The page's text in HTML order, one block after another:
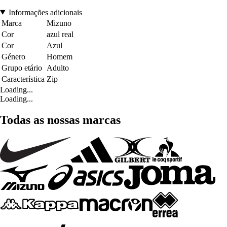
Informações adicionais
Marca
Mizuno
Cor
azul real
Cor
Azul
Género
Homem
Grupo etário Adulto
Característica Zip
Loading...
Loading...
Todas as nossas marcas